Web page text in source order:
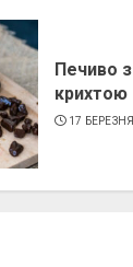
Печиво
крихтою
17